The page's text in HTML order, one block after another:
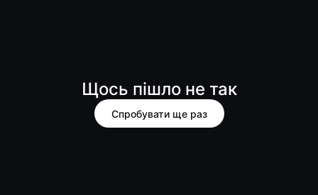
Щось пішло не так
Спробувати ще раз